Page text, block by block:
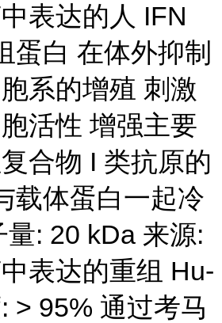
表达的人 IFN
蛋白 在体外抑制
系的增殖 刺激
活性 增强主要
合物 I 类抗原的
载体蛋白一起冷
: 20 kDa 来源:
表达的重组 Hu-
> 95% 通过考马